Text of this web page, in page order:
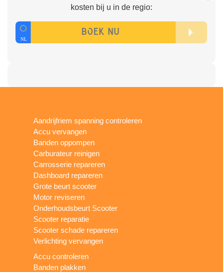
kosten bij u in de regio:
Aandrijfriem spanning controleren
Accu vervangen
Banden oppompen
Carburateur reinigen
Carrosserie repareren
Dashboard repareren
Grote beurt scooter
Motor reviseren
Onderhoudsbeurt Scooter
Scooter reparatie
Scooter schade repareren
Verlichting vervangen
Accu controleren
Banden plakken